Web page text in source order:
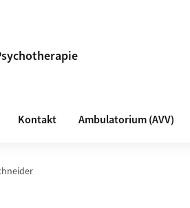
Kontakt Ambulatorium (AVV)